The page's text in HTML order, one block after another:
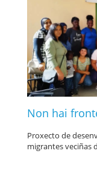
Non hai
Proxecto de
migrantes veciñas